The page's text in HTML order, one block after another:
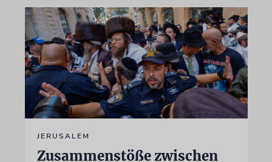
JERUSALEM
Zusammenstöße zwischen